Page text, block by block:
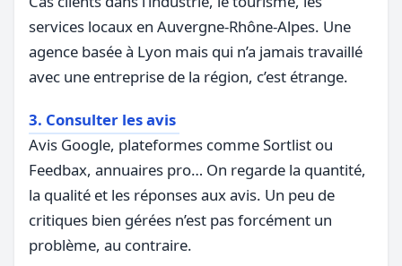
services locaux en Auvergne-Rhône-Alpes. Une
agence basée à Lyon mais qui n’a jamais travaillé
avec une entreprise de la région, c’est étrange.
3. Consulter les avis
Avis Google, plateformes comme Sortlist ou
Feedbax, annuaires pro… On regarde la quantité,
la qualité et les réponses aux avis. Un peu de
critiques bien gérées n’est pas forcément un
problème, au contraire.